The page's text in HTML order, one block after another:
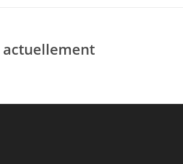
actuellement